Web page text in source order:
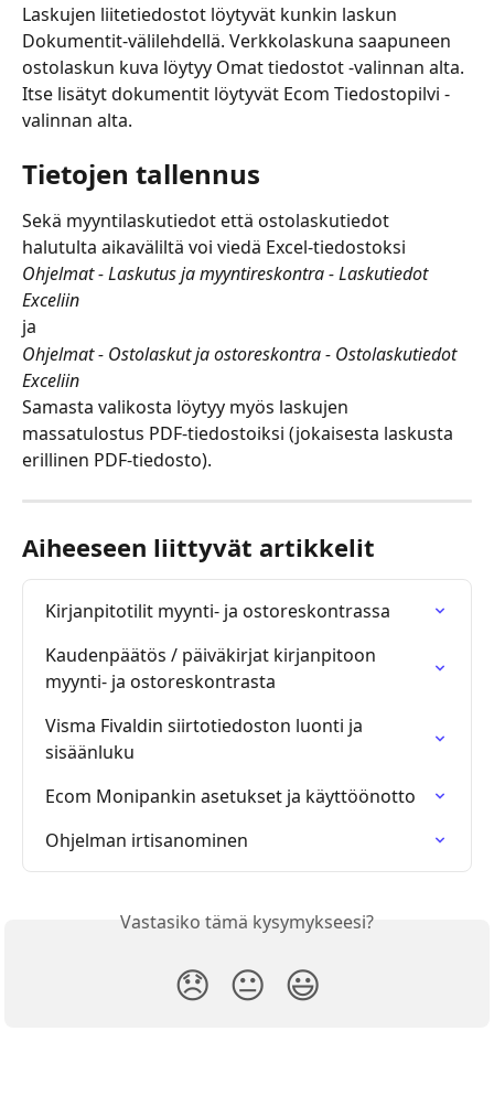
Laskujen liitetiedostot löytyvät kunkin laskun
Dokumentit-välilehdellä. Verkkolaskuna saapuneen
ostolaskun kuva löytyy Omat tiedostot -valinnan alta.
Itse lisätyt dokumentit löytyvät Ecom Tiedostopilvi -
valinnan alta.
Tietojen tallennus
Sekä myyntilaskutiedot että ostolaskutiedot
halutulta aikaväliltä voi viedä Excel-tiedostoksi
Ohjelmat - Laskutus ja myyntireskontra - Laskutiedot
Exceliin
ja
Ohjelmat - Ostolaskut ja ostoreskontra - Ostolaskutiedot
Exceliin
Samasta valikosta löytyy myös laskujen
massatulostus PDF-tiedostoiksi (jokaisesta laskusta
erillinen PDF-tiedosto).
Aiheeseen liittyvät artikkelit
Kirjanpitotilit myynti- ja ostoreskontrassa
Kaudenpäätös / päiväkirjat kirjanpitoon
myynti- ja ostoreskontrasta
Visma Fivaldin siirtotiedoston luonti ja
sisäänluku
Ecom Monipankin asetukset ja käyttöönotto
Ohjelman irtisanominen
Vastasiko tämä kysymykseesi?
😞 😐 😃